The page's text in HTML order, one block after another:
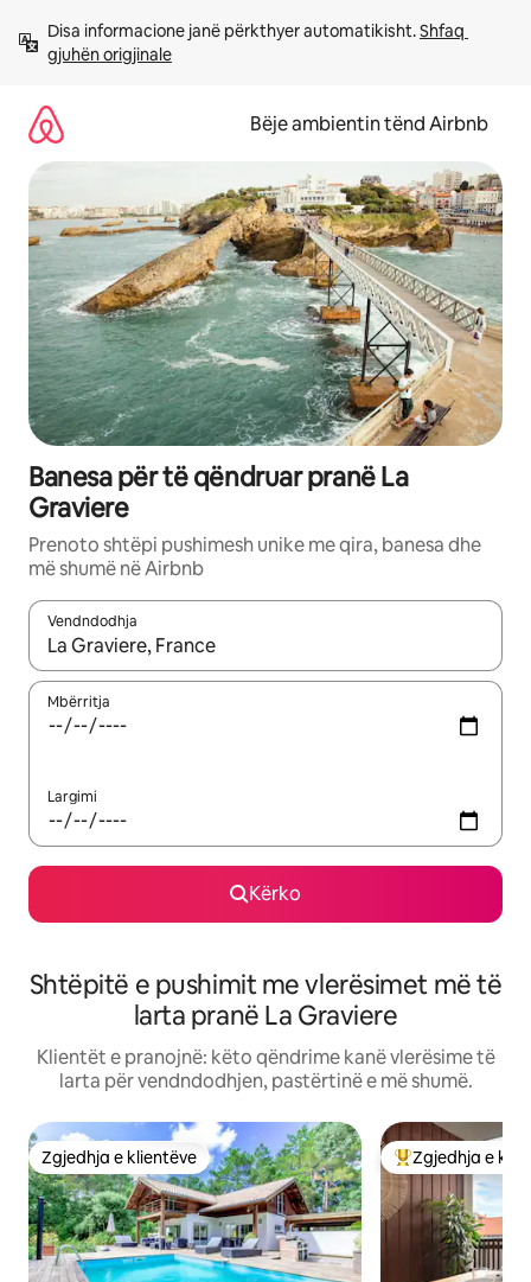
përmbajtja
Disa informacione janë përkthyer automatikisht. Shfaq
gjuhën origjinale
Bëje ambientin tënd Airbnb
Banesa për të qëndruar pranë La
Graviere
Prenoto shtëpi pushimesh unike me qira, banesa dhe
më shumë në Airbnb
Vendndodhja
Kur rezultatet të jenë të disponueshme, lëviz me butonat e
Mbërritja
Largimi
Kërko
Shtëpitë e pushimit me vlerësimet më të
larta pranë La Graviere
Klientët e pranojnë: këto qëndrime kanë vlerësime të
larta për vendndodhjen, pastërtinë e më shumë.
Zgjedhja e klientëve
Zgjedhja e klientëve Më të mirat e
Zgjedhja e